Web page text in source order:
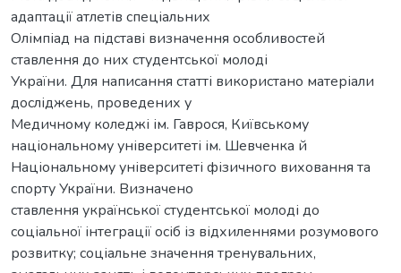
адаптації атлетів спеціальних
Олімпіад на підставі визначення особливостей
ставлення до них студентської молоді
України. Для написання статті використано матеріали
досліджень, проведених у
Медичному коледжі ім. Гаврося, Київському
національному університеті ім. Шевченка й
Національному університеті фізичного виховання та
спорту України. Визначено
ставлення української студентської молоді до
соціальної інтеграції осіб із відхиленнями розумового
розвитку; соціальне значення тренувальних,